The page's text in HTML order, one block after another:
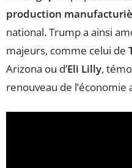
production
national. Trump a ainsi
majeurs, comme celui de
Arizona ou d’Eli Lilly,
renouveau de l’économie